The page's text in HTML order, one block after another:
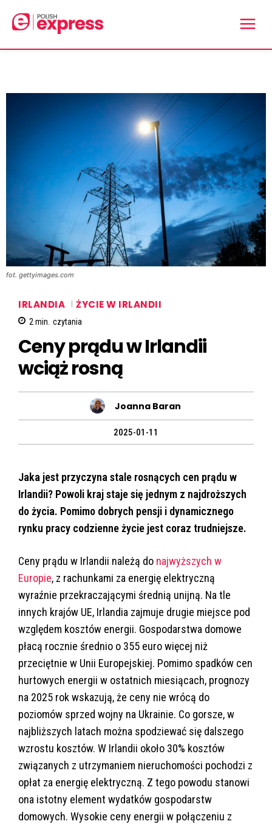
fot. gettyimages.com
IRLANDIA ŻYCIE W IRLANDII
2min. czytania
Ceny prądu w Irlandii
wciąż rosną
Joanna Baran
2025-01-11
Jaka jest przyczyna stale rosnących cen prądu w
Irlandii? Powoli kraj staje się jednym z najdroższych
do życia. Pomimo dobrych pensji i dynamicznego
rynku pracy codzienne życie jest coraz trudniejsze.
Ceny prądu w Irlandii należą do najwyższych w
Europie, z rachunkami za energię elektryczną
wyraźnie przekraczającymi średnią unijną. Na tle
innych krajów UE, Irlandia zajmuje drugie miejsce pod
względem kosztów energii. Gospodarstwa domowe
płacą rocznie średnio o 355 euro więcej niż
przeciętnie w Unii Europejskiej. Pomimo spadków cen
hurtowych energii w ostatnich miesiącach, prognozy
na 2025 rok wskazują, że ceny nie wrócą do
poziomów sprzed wojny na Ukrainie. Co gorsze, w
najbliższych latach można spodziewać się dalszego
wzrostu kosztów. W Irlandii około 30% kosztów
związanych z utrzymaniem nieruchomości pochodzi z
opłat za energię elektryczną. Z tego powodu stanowi
ona istotny element wydatków gospodarstw
domowych. Wysokie ceny energii w połączeniu z